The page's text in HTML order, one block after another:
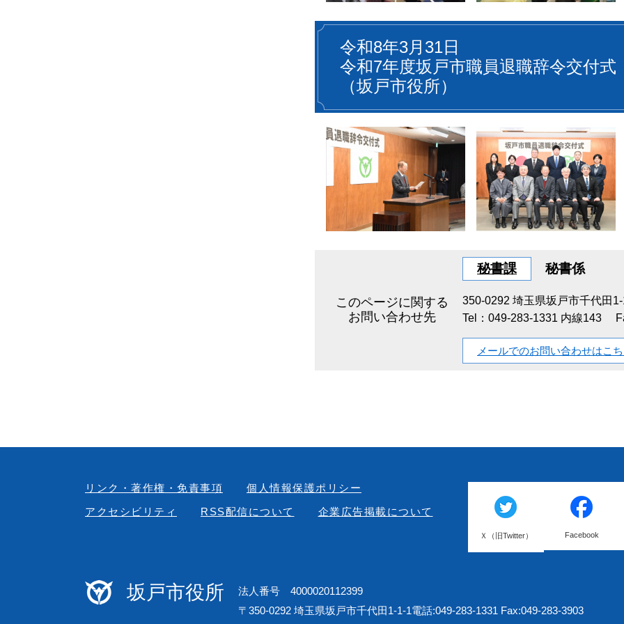
令和8年3月31日
令和7年度坂戸市職員退職辞令交付式
（坂戸市役所）
このページに関する
お問い合わせ先
秘書課 秘書係
350-0292 埼玉県坂戸市千代田
Tel：049-283-1331 内線143
メールでのお問い合わせはこ
リンク・著作権・免責事項
個人情報保護ポリシー
アクセシビリティ
RSS配信について 企業広告掲載について
Ｘ（旧Twitter） Facebook
坂戸市役所
法人番号 4000020112399
〒350-0292 埼玉県坂戸市千代田1-1-1電話:049-283-1331 Fax:049-283-3903